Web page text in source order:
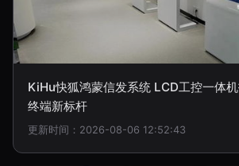
KiHu快狐鸿蒙信发系统 LCD工控一体
终端新标杆
更新时间：2026-08-06 12:52:43